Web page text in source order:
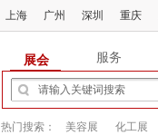
上海 广州 深圳 重庆
展会 服务
热门搜索： 美容展 化工展